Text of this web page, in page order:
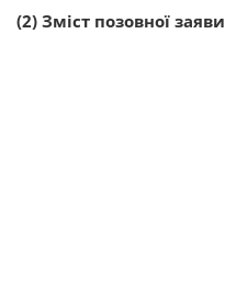
(2) Зміст позовної заяви